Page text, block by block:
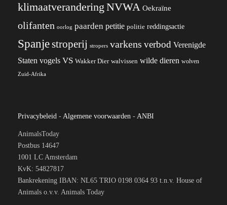
klimaatverandering NVWA Oekraïne
olifanten oorlog paarden petitie politie reddingsactie
Spanjestroperij stropers varkens verbod Verenigde
Staten vogels VS Wakker Dier walvissen wilde dieren wolven
Zuid-Afrika
Privacybeleid - Algemene voorwaarden - ANBI
AnimalsToday
Postbus 14647
1001 LC Amsterdam
KvK: 54827817
Bankrekening IBAN: NL65 TRIO 0198 0364 93 t.n.v. House of
Animals o.v.v. Animals Today